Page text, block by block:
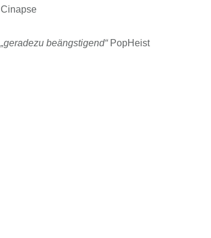
Cinapse
„geradezu beängstigend“PopHeist